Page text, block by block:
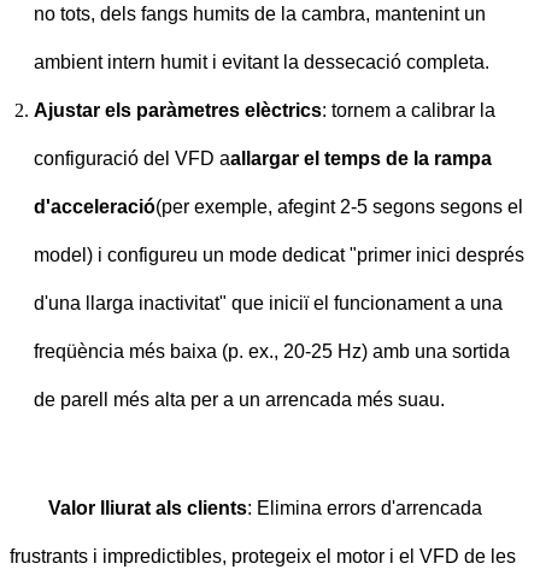
no tots, dels fangs humits de la cambra, mantenint un
ambient intern humit i evitant la dessecació completa.
Ajustar els paràmetres elèctrics: tornem a calibrar la
configuració del VFD aallargar el temps de la rampa
d'acceleració(per exemple, afegint 2-5 segons segons el
model) i configureu un mode dedicat "primer inici després
d'una llarga inactivitat" que iniciï el funcionament a una
freqüència més baixa (p. ex., 20-25 Hz) amb una sortida
de parell més alta per a un arrencada més suau.
Valor lliurat als clients: Elimina errors d'arrencada
frustrants i impredictibles, protegeix el motor i el VFD de les